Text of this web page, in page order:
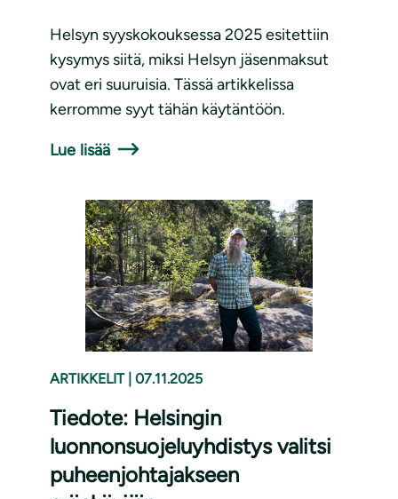
Helsyn syyskokouksessa 2025 esitettiin
kysymys siitä, miksi Helsyn jäsenmaksut
ovat eri suuruisia. Tässä artikkelissa
kerromme syyt tähän käytäntöön.
Lue lisää
ARTIKKELIT 07.11.2025
Tiedote: Helsingin
luonnonsuojeluyhdistys valitsi
puheenjohtajakseen